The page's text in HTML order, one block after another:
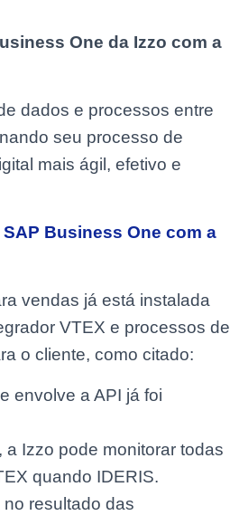
One da Izzo com a
dados e processos entre
seu processo de
mais ágil, efetivo e
SAP Business One com a
vendas já está instalada
VTEX e processos de
o cliente, como citado:
envolve a API já foi
Izzo pode monitorar todas
quando IDERIS.
resultado das